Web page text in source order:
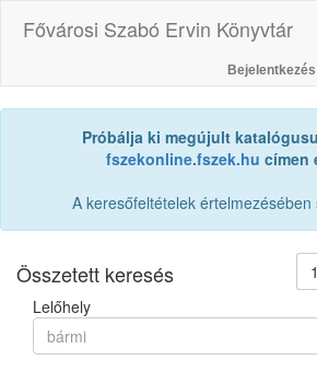
Fővárosi Szabó Ervin Könyvtár
Bejelentkezés
Próbálja ki megújult
fszekonline.fszek.hu címen
A keresőfeltételek értelmezésében
Összetett keresés
Lelőhely
bármi